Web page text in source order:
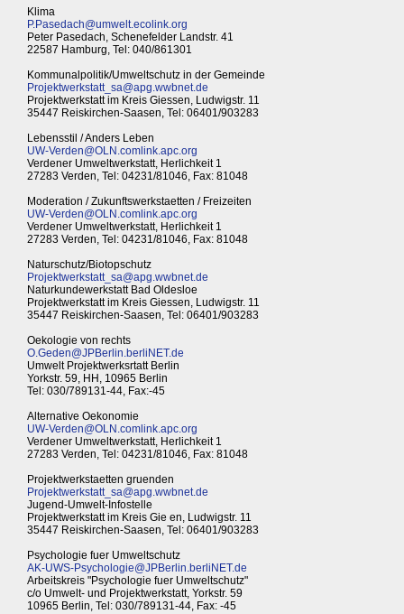
Klima
P.Pasedach@umwelt.ecolink.org
Peter Pasedach, Schenefelder Landstr. 41
22587 Hamburg, Tel: 040/861301
Kommunalpolitik/Umweltschutz in der Gemeinde
Projektwerkstatt_sa@apg.wwbnet.de
Projektwerkstatt im Kreis Giessen, Ludwigstr. 11
35447 Reiskirchen-Saasen, Tel: 06401/903283
Lebensstil / Anders Leben
UW-Verden@OLN.comlink.apc.org
Verdener Umweltwerkstatt, Herlichkeit 1
27283 Verden, Tel: 04231/81046, Fax: 81048
Moderation / Zukunftswerkstaetten / Freizeiten
UW-Verden@OLN.comlink.apc.org
Verdener Umweltwerkstatt, Herlichkeit 1
27283 Verden, Tel: 04231/81046, Fax: 81048
Naturschutz/Biotopschutz
Projektwerkstatt_sa@apg.wwbnet.de
Naturkundewerkstatt Bad Oldesloe
Projektwerkstatt im Kreis Giessen, Ludwigstr. 11
35447 Reiskirchen-Saasen, Tel: 06401/903283
Oekologie von rechts
O.Geden@JPBerlin.berliNET.de
Umwelt Projektwerksrtatt Berlin
Yorkstr. 59, HH, 10965 Berlin
Tel: 030/789131-44, Fax:-45
Alternative Oekonomie
UW-Verden@OLN.comlink.apc.org
Verdener Umweltwerkstatt, Herlichkeit 1
27283 Verden, Tel: 04231/81046, Fax: 81048
Projektwerkstaetten gruenden
Projektwerkstatt_sa@apg.wwbnet.de
Jugend-Umwelt-Infostelle
Projektwerkstatt im Kreis Gie en, Ludwigstr. 11
35447 Reiskirchen-Saasen, Tel: 06401/903283
Psychologie fuer Umweltschutz
AK-UWS-Psychologie@JPBerlin.berliNET.de
Arbeitskreis "Psychologie fuer Umweltschutz"
c/o Umwelt- und Projektwerkstatt, Yorkstr. 59
10965 Berlin, Tel: 030/789131-44, Fax: -45